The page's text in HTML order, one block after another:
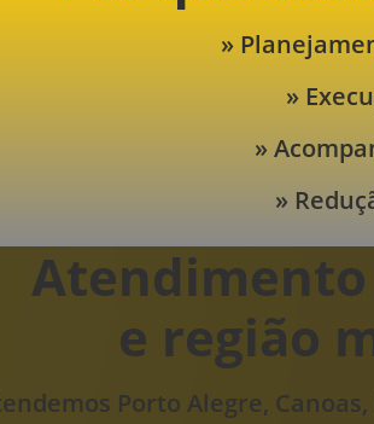
»
»
»
»
e região
Porto Alegre,